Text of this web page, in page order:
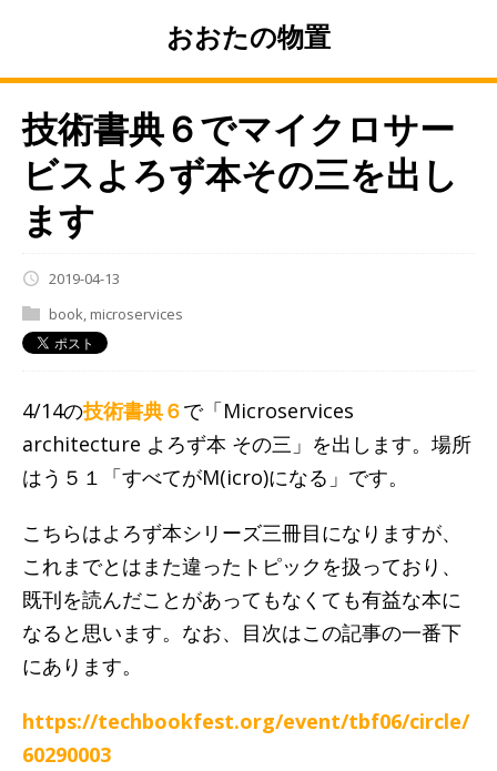
おおたの物置
技術書典６でマイクロサー
ビスよろず本その三を出し
ます
2019-04-13
book microservices
4/14の技術書典６で「Microservices
architecture よろず本 その三」を出します。場所
はう５１「すべてがM(icro)になる」です。
こちらはよろず本シリーズ三冊目になりますが、
これまでとはまた違ったトピックを扱っており、
既刊を読んだことがあってもなくても有益な本に
なると思います。なお、目次はこの記事の一番下
にあります。
https://techbookfest.org/event/tbf06/circle/
60290003